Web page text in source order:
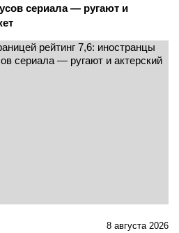
сериала — ругают и
8 августа 2026